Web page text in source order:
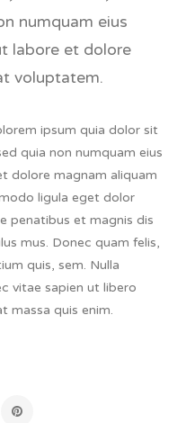
numquam eius
labore et dolore
voluptatem.
ipsum quia dolor sit
quia non numquam eius
dolore magnam aliquam
ligula eget dolor
penatibus et magnis dis
mus. Donec quam felis,
quis, sem. Nulla
vitae sapien ut libero
massa quis enim.